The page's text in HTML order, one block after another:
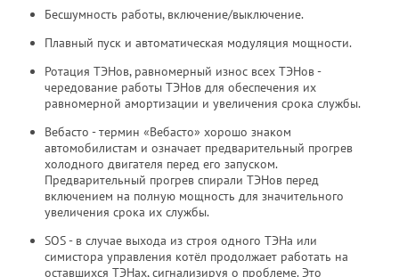
Бесшумность работы, включение/выключение.
Плавный пуск и автоматическая модуляция мощности.
Ротация ТЭНов, равномерный износ всех ТЭНов -
чередование работы ТЭНов для обеспечения их
равномерной амортизации и увеличения срока службы.
Вебасто - термин «Вебасто» хорошо знаком
автомобилистам и означает предварительный прогрев
холодного двигателя перед его запуском.
Предварительный прогрев спирали ТЭНов перед
включением на полную мощность для значительного
увеличения срока их службы.
SOS - в случае выхода из строя одного ТЭНа или
симистора управления котёл продолжает работать на
оставшихся ТЭНах, сигнализируя о проблеме. Это